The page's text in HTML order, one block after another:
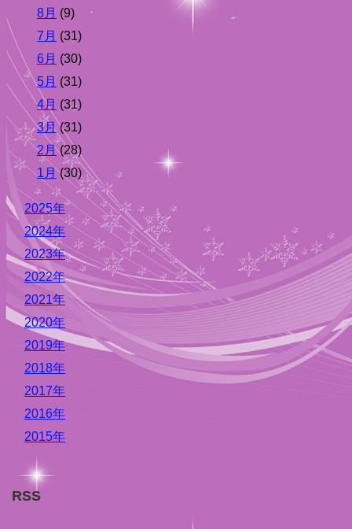
8月 (9)
7月 (31)
6月 (30)
5月 (31)
4月 (31)
3月(31)
2月(28)
1月(30)
2025年
2024年
2023年
2022年
2021年
2020年
2019年
2018年
2017年
2016年
2015年
RSS